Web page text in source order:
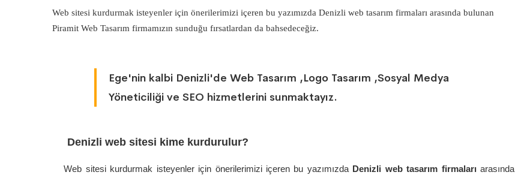
Web sitesi kurdurmak isteyenler için önerilerimizi içeren bu yazımızda Denizli web tasarım firmaları arasında bulunan
Piramit Web Tasarım firmamızın sunduğu fırsatlardan da bahsedeceğiz.
Ege'nin kalbi Denizli'de Web Tasarım ,Logo Tasarım ,Sosyal Medya
Yöneticiliği ve SEO hizmetlerini sunmaktayız.
Denizli web sitesi kime kurdurulur?
Web sitesi kurdurmak isteyenler için önerilerimizi içeren bu yazımızda Denizli web tasarım firmaları arasında